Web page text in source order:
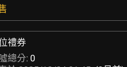
禮券
總分: 0